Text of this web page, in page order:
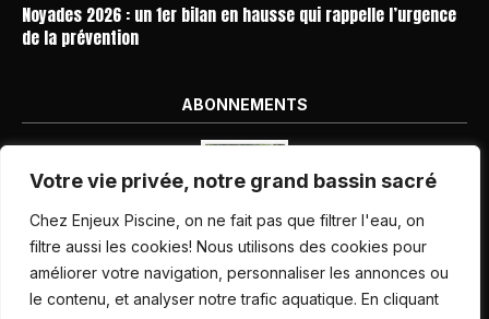
Votre vie privée, notre grand bassin sacré
Chez Enjeux Piscine, on ne fait pas que filtrer l'eau, on
filtre aussi les cookies! Nous utilisons des cookies pour
améliorer votre navigation, personnaliser les annonces ou
le contenu, et analyser notre trafic aquatique. En cliquant
Noyades 2026 : un 1er bilan en hausse qui rappelle l’urgence
de la prévention
ABONNEMENTS
Nos dernières parutions